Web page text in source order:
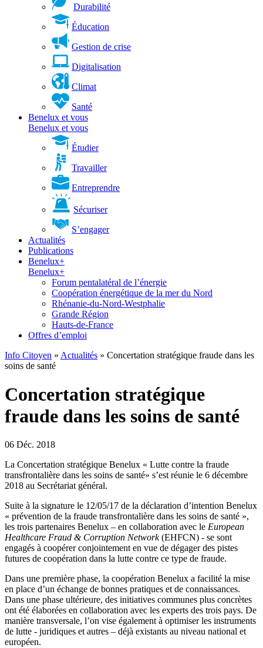
Durabilité
Éducation
Gestion de crise
Digitalisation
Climat
Santé
Benelux et vous
Benelux et vous
Étudier
Travailler
Entreprendre
Sécuriser
S’engager
Actualités
Publications
Benelux+
Benelux+
Forum pentalatéral de l’énergie
Coopération énergétique de la mer du Nord
Rhénanie-du-Nord-Westphalie
Grande Région
Hauts-de-France
Offres d’emploi
Info Citoyen » Actualités » Concertation stratégique fraude dans les
soins de santé
Concertation stratégique
fraude dans les soins de santé
06 Déc. 2018
La Concertation stratégique Benelux « Lutte contre la fraude
transfrontalière dans les soins de santé» s’est réunie le 6 décembre
2018 au Secrétariat général.
Suite à la signature le 12/05/17 de la déclaration d’intention Benelux
« prévention de la fraude transfrontalière dans les soins de santé »,
les trois partenaires Benelux – en collaboration avec le European
Healthcare Fraud & Corruption Network(EHFCN) - se sont
engagés à coopérer conjointement en vue de dégager des pistes
futures de coopération dans la lutte contre ce type de fraude.
Dans une première phase, la coopération Benelux a facilité la mise
en place d’un échange de bonnes pratiques et de connaissances.
Dans une phase ultérieure, des initiatives communes plus concrètes
ont été élaborées en collaboration avec les experts des trois pays. De
manière transversale, l’on vise également à optimiser les instruments
de lutte - juridiques et autres – déjà existants au niveau national et
européen.